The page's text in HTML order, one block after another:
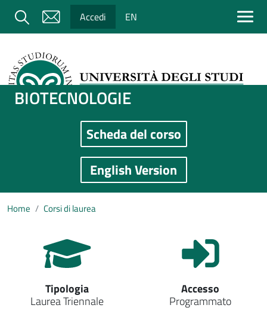
Salta al contenuto principale
Cerca Accedi EN
BIOTECNOLOGIE
Scheda del corso
English Version
Home Corsi di laurea
Tipologia
Laurea Triennale
Accesso
Programmato